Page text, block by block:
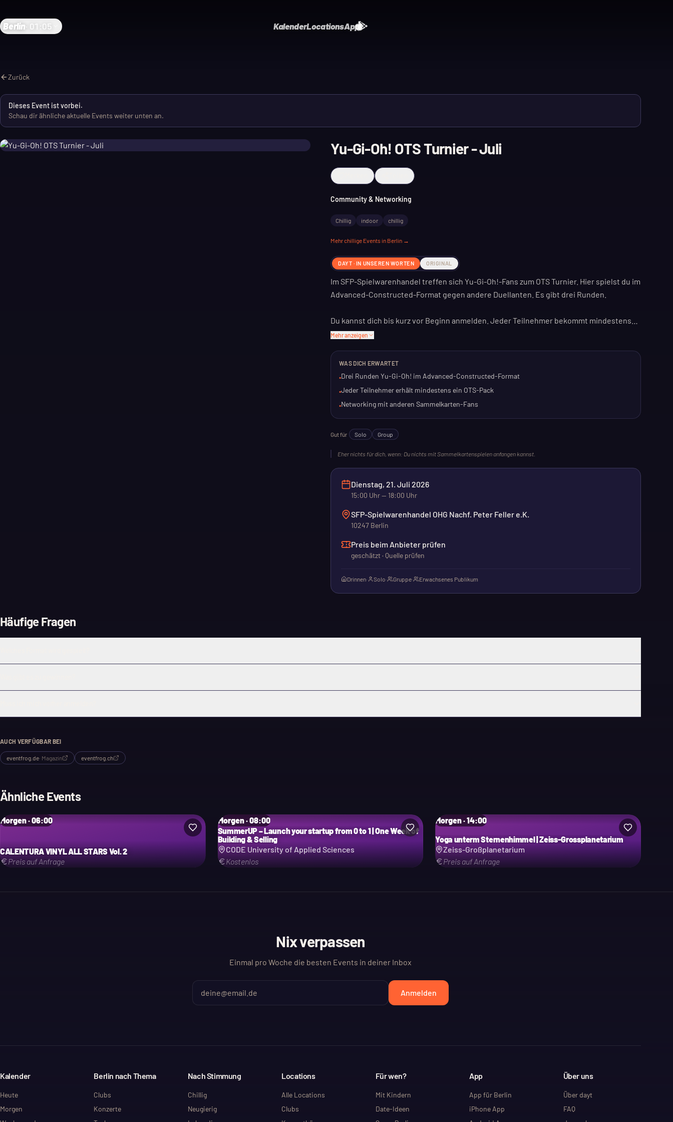
Berlin 01:05 KalenderLocationsApp
Zurück
Dieses Event ist vorbei.
Schau dir ähnliche aktuelle Events weiter unten an.
Yu-Gi-Oh! OTS Turnier - Juli
Community & Networking
Chillig indoor chillig
Mehrchillige Events in Berlin →
DAYT · IN UNSEREN WORTEN ORIGINAL
Im SFP-Spielwarenhandel treffen sich Yu-Gi-Oh!-Fans zum OTS Turnier. Hier spielst du im
Advanced-Constructed-Format gegen andere Duellanten. Es gibt drei Runden.
Du kannst dich bis kurz vor Beginn anmelden. Jeder Teilnehmer bekommt mindestens
ein OTS-Pack als Preis. Das ist eine gute Gelegenheit, deine Sammlung zu erweitern und
Das Event ist für alle, die gerne Yu-Gi-Oh! spielen. Egal ob du alleine kommst oder mit
Freunden, hier findest du Gleichgesinnte. Eine entspannte Atmosphäre für einen
Mehr anzeigen
WAS DICH ERWARTET
•Drei Runden Yu-Gi-Oh! im Advanced-Constructed-Format
•Jeder Teilnehmer erhält mindestens ein OTS-Pack
•Networking mit anderen Sammelkarten-Fans
Gut für Solo Group
Eher nichts für dich, wenn: Du nichts mit Sammelkartenspielen anfangen kannst.
Dienstag, 21. Juli 2026
15:00 Uhr— 18:00 Uhr
SFP-Spielwarenhandel OHG Nachf. Peter Feller e.K.
10247 Berlin
Preis beim Anbieter prüfen
geschätzt · Quelle prüfen
Drinnen· Solo· Gruppe· Erwachsenes Publikum
Häufige Fragen
AUCH VERFÜGBAR BEI
eventfrog.de· Magazin eventfrog.ch
Ähnliche Events
Morgen · 06:00
CALENTURA VINYL ALL STARS Vol. 2
Preis auf Anfrage
Morgen · 08:00
SummerUP – Launch your startup from 0 to 1 | One Week of
Building & Selling
CODE University of Applied Sciences
Kostenlos
Morgen · 14:00
Yoga unterm Sternenhimmel | Zeiss-Grossplanetarium
Zeiss-Großplanetarium
Preis auf Anfrage
Nix verpassen
Einmal pro Woche die besten Events in deiner Inbox
Anmelden
Kalender
Heute
Morgen
Berlin nach Thema
Clubs
Konzerte
Nach Stimmung
Chillig
Neugierig
Locations
Alle Locations
Clubs
Für wen?
Mit Kindern
Date-Ideen
App
App für Berlin
iPhone App
Über uns
Über dayt
FAQ